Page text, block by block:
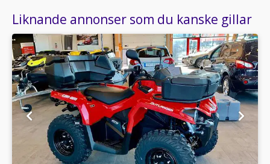
Liknande annonser som du kanske gillar